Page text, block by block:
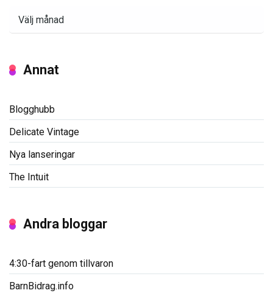
Annat
Blogghubb
Delicate Vintage
Nya lanseringar
The Intuit
Andra bloggar
4:30-fart genom tillvaron
BarnBidrag.info